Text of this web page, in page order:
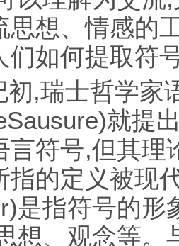
思想、情感的
们如何提取符
初,瑞士哲学家
就提
言符号,但其
指的定义被现
是指符号的形
想、观念等。